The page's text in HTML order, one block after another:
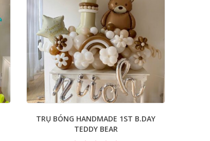
TRỤ BÓNG HANDMADE 1ST B.DAY
TEDDY BEAR